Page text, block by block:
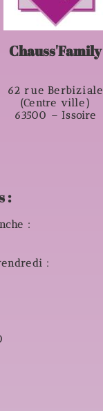
Chauss'Family
62 rue Berbiziale
(Centre ville)
63500 – Issoire
:
:
: